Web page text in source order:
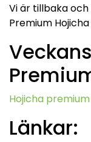
Vi är tillbaka
Premium
Hojicha
Länkar: